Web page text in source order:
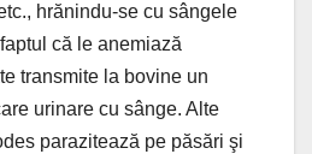
hrănindu-se cu sângele
că le anemiază
transmite la bovine un
urinare cu sânge. Alte
parazitează pe păsări şi